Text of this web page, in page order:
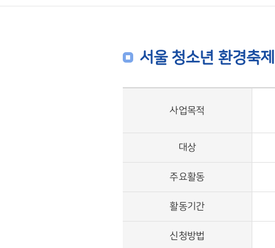
서울 청소년 환경축
사업목적
대상
주요활동
활동기간
신청방법